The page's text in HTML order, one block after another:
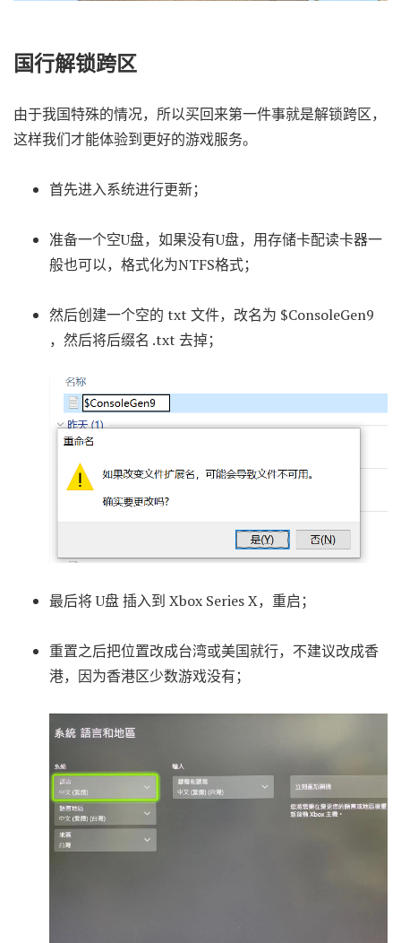
国行解锁跨区
由于我国特殊的情况，所以买回来第一件事就是解锁跨区，
这样我们才能体验到更好的游戏服务。
首先进入系统进行更新；
准备一个空U盘，如果没有U盘，用存储卡配读卡器一
般也可以，格式化为NTFS格式；
然后创建一个空的 txt 文件，改名为 $ConsoleGen9
，然后将后缀名 .txt 去掉；
最后将 U盘 插入到 Xbox Series X，重启；
重置之后把位置改成台湾或美国就行，不建议改成香
港，因为香港区少数游戏没有；